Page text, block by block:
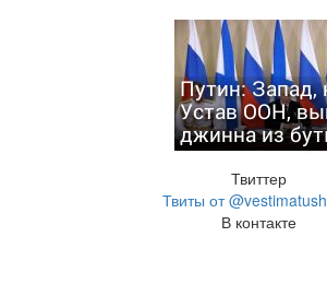
Путин: Запад,
Устав ООН,
джинна из
Твиттер
Твиты от
В контакте